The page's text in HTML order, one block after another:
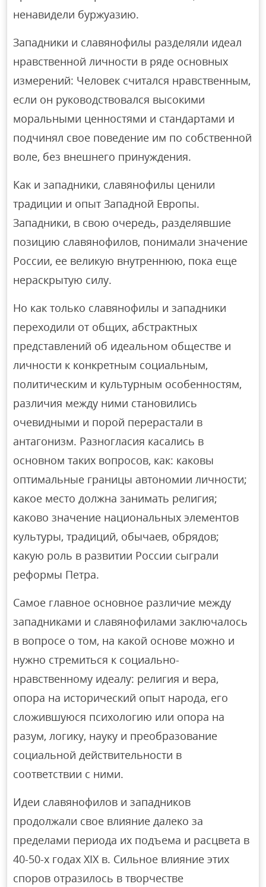
ненавидели буржуазию.
Западники и славянофилы разделяли идеал
нравственной личности в ряде основных
измерений: Человек считался нравственным,
если он руководствовался высокими
моральными ценностями и стандартами и
подчинял свое поведение им по собственной
воле, без внешнего принуждения.
Как и западники, славянофилы ценили
традиции и опыт Западной Европы.
Западники, в свою очередь, разделявшие
позицию славянофилов, понимали значение
России, ее великую внутреннюю, пока еще
нераскрытую силу.
Но как только славянофилы и западники
переходили от общих, абстрактных
представлений об идеальном обществе и
личности к конкретным социальным,
политическим и культурным особенностям,
различия между ними становились
очевидными и порой перерастали в
антагонизм. Разногласия касались в
основном таких вопросов, как: каковы
оптимальные границы автономии личности;
какое место должна занимать религия;
каково значение национальных элементов
культуры, традиций, обычаев, обрядов;
какую роль в развитии России сыграли
реформы Петра.
Самое главное основное различие между
западниками и славянофилами заключалось
в вопросе о том, на какой основе можно и
нужно стремиться к социально-
нравственному идеалу: религия и вера,
опора на исторический опыт народа, его
сложившуюся психологию или опора на
разум, логику, науку и преобразование
социальной действительности в
соответствии с ними.
Идеи славянофилов и западников
продолжали свое влияние далеко за
пределами периода их подъема и расцвета в
40-50-х годах XIX в. Сильное влияние этих
споров отразилось в творчестве